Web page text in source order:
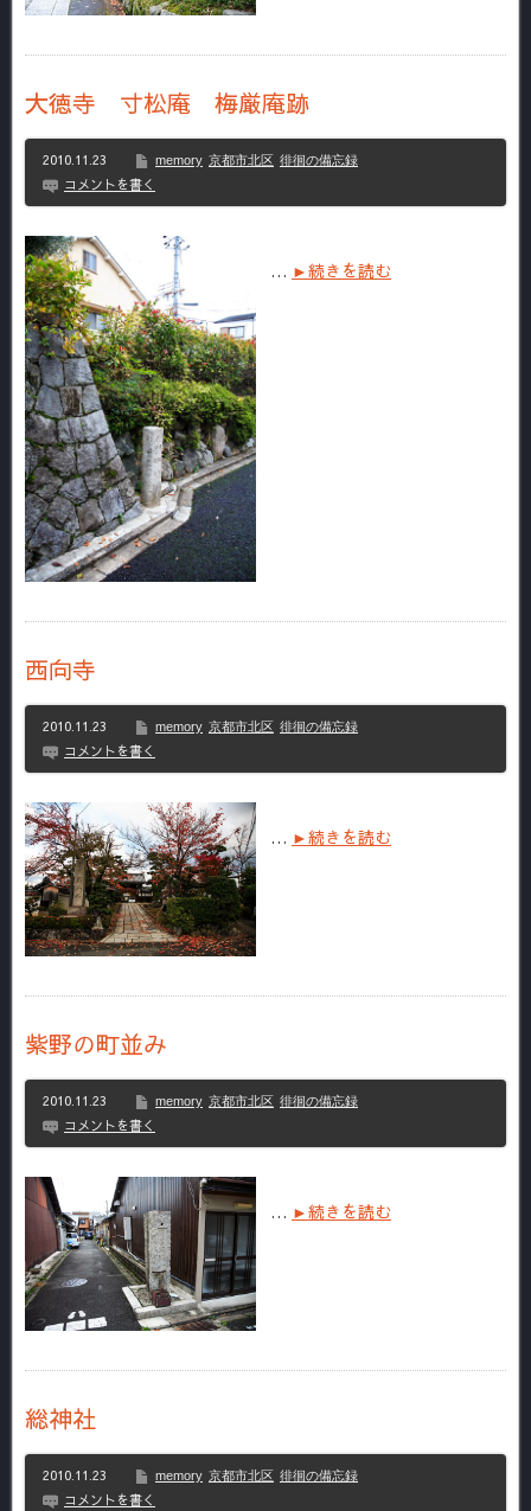
大徳寺 寸松庵 梅厳庵跡
2010.11.23 memory 京都市北区 徘徊の備忘録
コメントを書く
… ►続きを読む
西向寺
2010.11.23 memory 京都市北区 徘徊の備忘録
コメントを書く
… ►続きを読む
紫野の町並み
2010.11.23 memory 京都市北区 徘徊の備忘録
コメントを書く
… ►続きを読む
総神社
2010.11.23 memory 京都市北区 徘徊の備忘録
コメントを書く